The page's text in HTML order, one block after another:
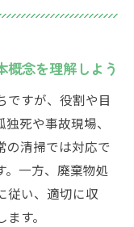
関係性を把握
の流れ
運搬工程を解
のポイント
全体像をつか
念を理解しよう
ですが、役割や目
死や事故現場、
の清掃では対応で
。一方、廃棄物処
従い、適切に収
す。